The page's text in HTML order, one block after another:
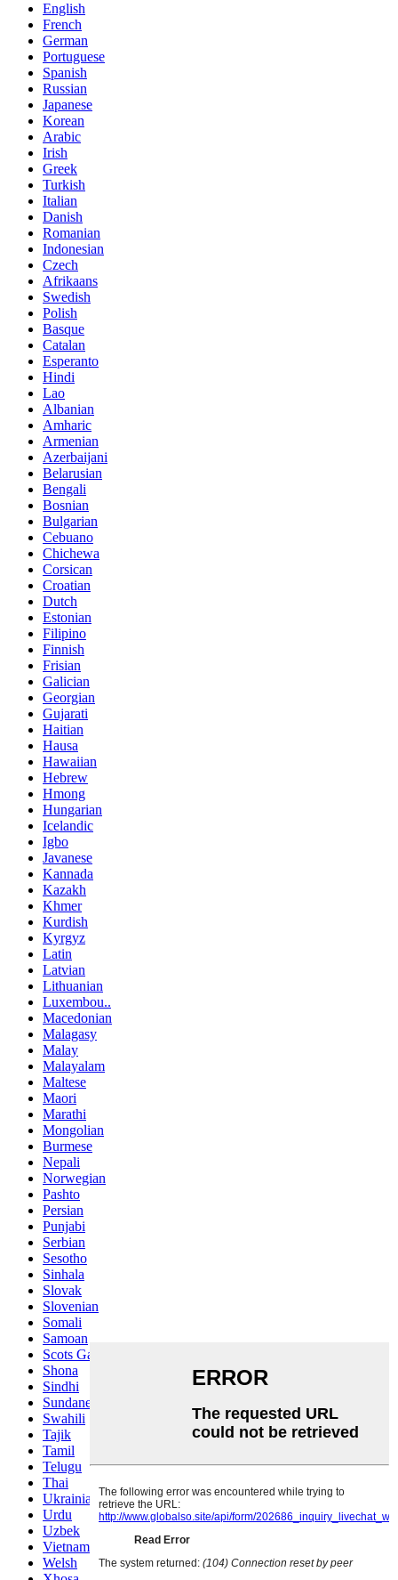
English
French
German
Portuguese
Spanish
Russian
Japanese
Korean
Arabic
Irish
Greek
Turkish
Italian
Danish
Romanian
Indonesian
Czech
Afrikaans
Swedish
Polish
Basque
Catalan
Esperanto
Hindi
Lao
Albanian
Amharic
Armenian
Azerbaijani
Belarusian
Bengali
Bosnian
Bulgarian
Cebuano
Chichewa
Corsican
Croatian
Dutch
Estonian
Filipino
Finnish
Frisian
Galician
Georgian
Gujarati
Haitian
Hausa
Hawaiian
Hebrew
Hmong
Hungarian
Icelandic
Igbo
Javanese
Kannada
Kazakh
Khmer
Kurdish
Kyrgyz
Latin
Latvian
Lithuanian
Luxembou..
Macedonian
Malagasy
Malay
Malayalam
Maltese
Maori
Marathi
Mongolian
Burmese
Nepali
Norwegian
Pashto
Persian
Punjabi
Serbian
Sesotho
Sinhala
Slovak
Slovenian
Somali
Samoan
Scots Gaelic
Shona
Sindhi
Sundanese
Swahili
Tajik
Tamil
Telugu
Thai
Ukrainian
Urdu
Uzbek
Vietnamese
Welsh